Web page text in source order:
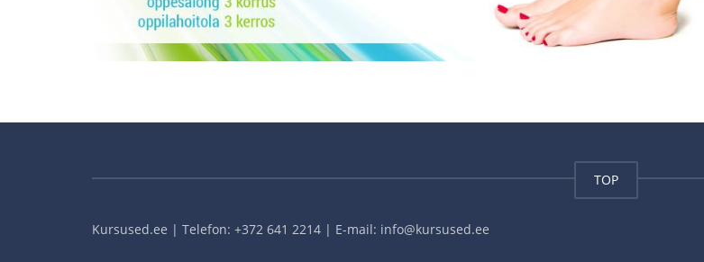
TOP
Kursused.ee | Telefon: +372 641 2214 | E-mail: info@kursused.ee